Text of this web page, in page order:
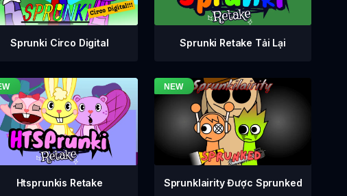
Sprunki Circo Digital Sprunki Retake Tải Lại
Htsprunkis Retake Sprunklairity Được Sprunked